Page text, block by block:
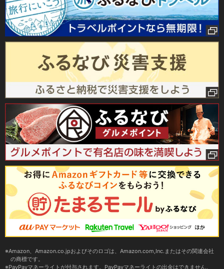
Amazon、Amazon.co.jpおよびそのロゴは、Amazon.com,Inc.またはその関連会社
の商標です。
PayPayマネーライトが付与されます。PayPayマネーライトの出金はできません。